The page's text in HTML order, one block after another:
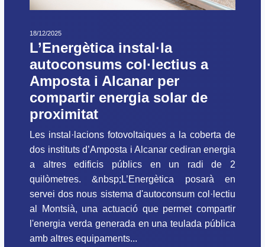
18/12/2025
L’Energètica instal·la
autoconsums col·lectius a
Amposta i Alcanar per
compartir energia solar de
proximitat
Les instal·lacions fotovoltaiques a la coberta de
dos instituts d’Amposta i Alcanar cediran energia
a altres edificis públics en un radi de 2
quilòmetres. &nbsp;L’Energètica posarà en
servei dos nous sistema d'autoconsum col·lectiu
al Montsià, una actuació que permet compartir
l'energia verda generada en una teulada pública
amb altres equipaments...